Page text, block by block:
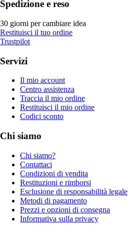
Spedizione e reso
30 giorni per cambiare idea
Restituisci il tuo ordine
Trustpilot
Servizi
Il mio account
Centro assistenza
Traccia il mio ordine
Restituisci il mio ordine
Codici sconto
Chi siamo
Chi siamo?
Contattaci
Condizioni di vendita
Restituzioni e rimborsi
Esclusione di responsabilità legale
Metodi di pagamento
Prezzi e opzioni di consegna
Informativa sulla privacy